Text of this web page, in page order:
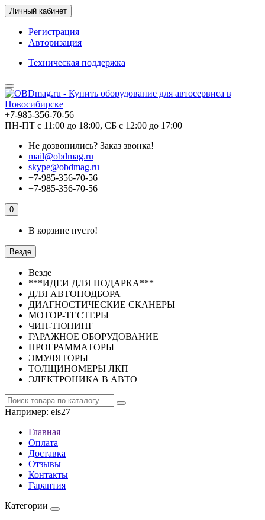
Личный кабинет
Регистрация
Авторизация
Техническая поддержка
+7-985-356-70-56
ПН-ПТ с 11:00 до 18:00, СБ с 12:00 до 17:00
Не дозвонились? Заказ звонка!
mail@obdmag.ru
skype@obdmag.ru
+7-985-356-70-56
+7-985-356-70-56
0
В корзине пусто!
Везде
Везде
***ИДЕИ ДЛЯ ПОДАРКА***
ДЛЯ АВТОПОДБОРА
ДИАГНОСТИЧЕСКИЕ СКАНЕРЫ
МОТОР-ТЕСТЕРЫ
ЧИП-ТЮНИНГ
ГАРАЖНОЕ ОБОРУДОВАНИЕ
ПРОГРАММАТОРЫ
ЭМУЛЯТОРЫ
ТОЛЩИНОМЕРЫ ЛКП
ЭЛЕКТРОНИКА В АВТО
Например: els27
Главная
Оплата
Доставка
Отзывы
Контакты
Гарантия
Категории